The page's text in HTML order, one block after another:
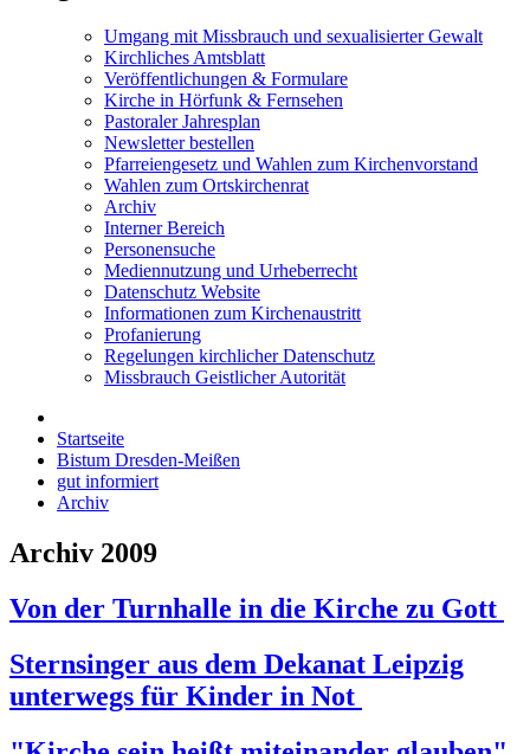
Umgang mit Missbrauch und sexualisierter Gewalt
Kirchliches Amtsblatt
Veröffentlichungen & Formulare
Kirche in Hörfunk & Fernsehen
Pastoraler Jahresplan
Newsletter bestellen
Pfarreiengesetz und Wahlen zum Kirchenvorstand
Wahlen zum Ortskirchenrat
Archiv
Interner Bereich
Personensuche
Mediennutzung und Urheberrecht
Datenschutz Website
Informationen zum Kirchenaustritt
Profanierung
Regelungen kirchlicher Datenschutz
Missbrauch Geistlicher Autorität
Startseite
Bistum Dresden-Meißen
gut informiert
Archiv
Archiv 2009
Von der Turnhalle in die Kirche zu Gott
Sternsinger aus dem Dekanat Leipzig
unterwegs für Kinder in Not